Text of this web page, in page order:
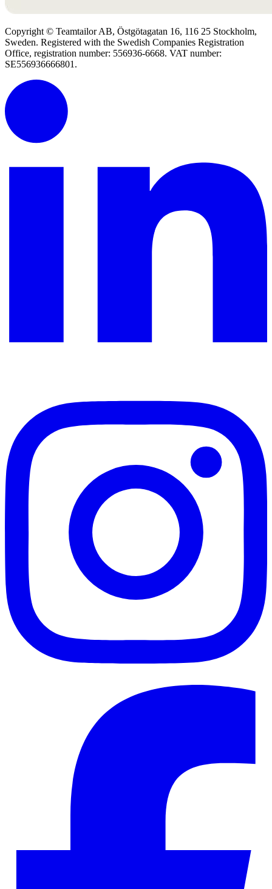
Copyright © Teamtailor AB, Östgötagatan 16, 116 25 Stockholm,
Sweden. Registered with the Swedish Companies Registration
Office, registration number: 556936-6668. VAT number:
SE556936666801.